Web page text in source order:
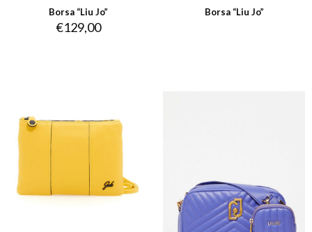
Borsa “Liu Jo”
€129,00
Borsa “Liu Jo”